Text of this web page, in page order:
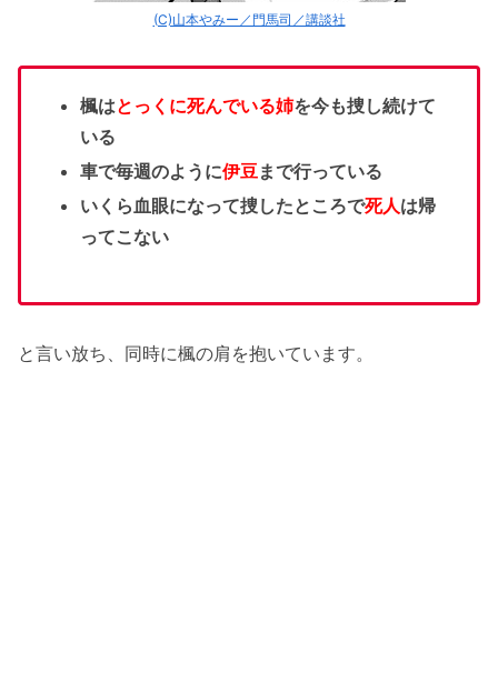
(C)山本やみー／門馬司／講談社
楓はとっくに死んでいる姉を今も捜し続けて
いる
車で毎週のように伊豆まで行っている
いくら血眼になって捜したところで死人は帰
ってこない
と言い放ち、同時に楓の肩を抱いています。